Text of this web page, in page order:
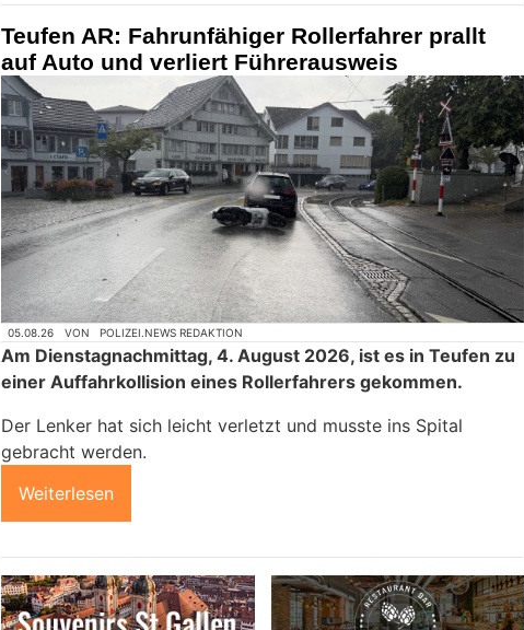
Teufen AR: Fahrunfähiger Rollerfahrer prallt
auf Auto und verliert Führerausweis
05.08.26 VON POLIZEI.NEWS REDAKTION
Am Dienstagnachmittag, 4. August 2026, ist es in Teufen zu
einer Auffahrkollision eines Rollerfahrers gekommen.
Der Lenker hat sich leicht verletzt und musste ins Spital
gebracht werden.
Weiterlesen